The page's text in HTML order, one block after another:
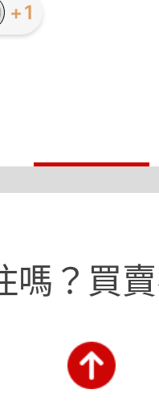
嗎？買
+1